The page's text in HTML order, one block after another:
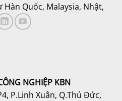
Quốc, Malaysia, Nhật,
NGHIỆP KBN
P.Linh Xuân, Q.Thủ Đức,